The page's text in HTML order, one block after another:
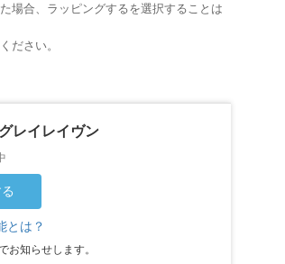
場合、ラッピングするを選択することは
ださい。
レイレイヴン
とは？
お知らせします。